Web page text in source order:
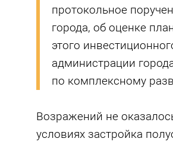
протокольное
города, об оценке
этого
администрации
по комплексному
Возражений не
условиях застройка